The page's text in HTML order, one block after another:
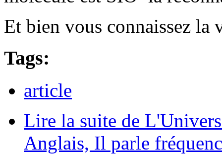
Et bien vous connaissez la
Tags:
article
Lire la suite de
Anglais, Il parle